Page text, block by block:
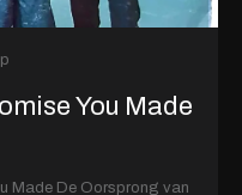
You Made
Made De Oorsprong van